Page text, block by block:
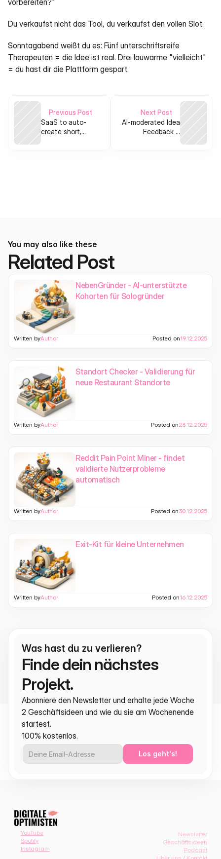
vorbereiten?"
Du verkaufst nicht das Tool, du verkaufst den vollen Slot.
Sonntagabend weißt du es: Fünf unterschriftsreife
Therapeuten = die Idee ist real. Drei lauwarme "vielleicht"
= du hast dir die Plattform gespart.
Previous Post
SaaS to auto-
create short,
Next Post
AI-moderated Idea
Feedback &
You may also like these
Related Post
NebenGründer - AI-unterstützte
Kohorten für Sologründer
Written byAuthor Posted on19.12.2025
Standort Checker - Validierung für
neue Restaurant Standorte
Written byAuthor Posted on23.12.2025
Reddit Pain Point Miner - findet
validierte Nutzerprobleme
automatisch
Written byAuthor Posted on30.12.2025
Exit-Kit für kleine Unternehmen
Written byAuthor Posted on16.12.2025
Was hast du zu verlieren?
Finde dein nächstes
Projekt.
Abonniere den Newsletter und erhalte jede Woche
2 Geschäftsideen und wie du sie am Wochenende
startest.
100% kostenlos.
Los geht's!
YouTube
Spotify
Instagram
Newsletter
Geschäftsideen
Podcast
Über uns / Kontakt